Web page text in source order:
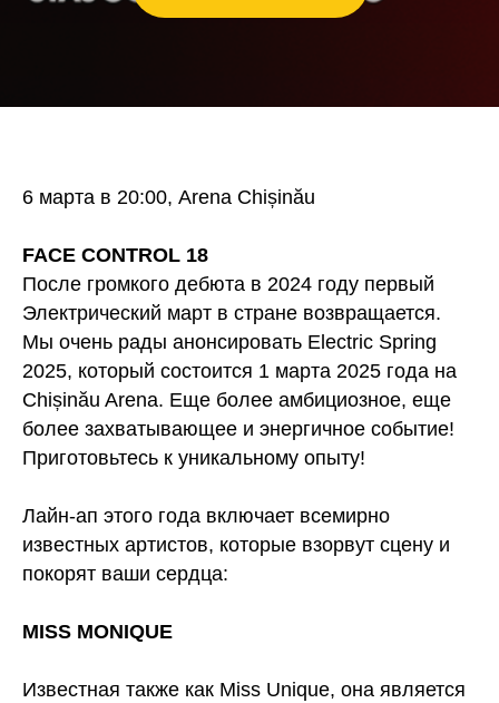
6 марта в 20:00, Arena Chișinău
FACE CONTROL 18
После громкого дебюта в 2024 году первый
Электрический март в стране возвращается.
Мы очень рады анонсировать Electric Spring
2025, который состоится 1 марта 2025 года на
Chișinău Arena. Eще более амбициозное, еще
более захватывающее и энергичное событие!
Приготовьтесь к уникальному опыту!
Лайн-ап этого года включает всемирно
известных артистов, которые взорвут сцену и
покорят ваши сердца:
MISS MONIQUE
Известная также как Miss Unique, она является